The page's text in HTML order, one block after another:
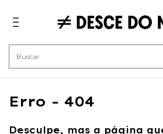
Erro - 404
Desculpe, mas a página